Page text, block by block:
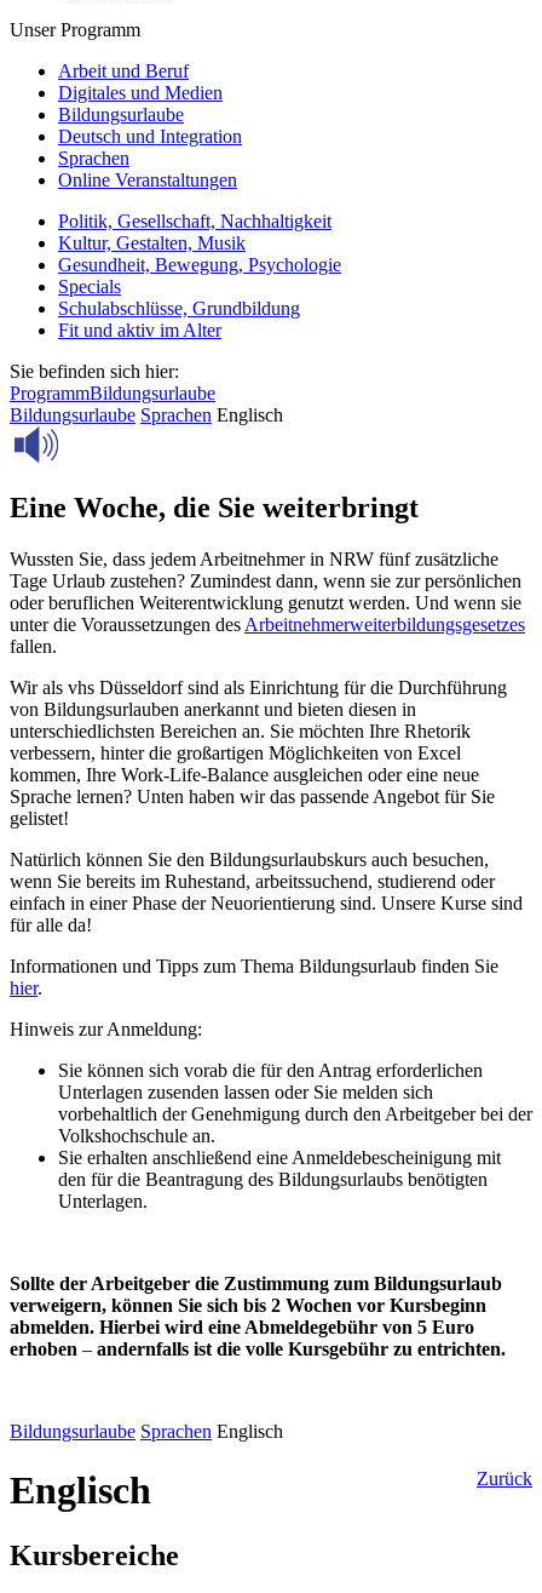
Unser Programm
Arbeit und Beruf
Digitales und Medien
Bildungsurlaube
Deutsch und Integration
Sprachen
Online Veranstaltungen
Politik, Gesellschaft, Nachhaltigkeit
Kultur, Gestalten, Musik
Gesundheit, Bewegung, Psychologie
Specials
Schulabschlüsse, Grundbildung
Fit und aktiv im Alter
Sie befinden sich hier:
ProgrammBildungsurlaube
Bildungsurlaube Sprachen Englisch
Eine Woche, die Sie weiterbringt
Wussten Sie, dass jedem Arbeitnehmer in NRW fünf zusätzliche
Tage Urlaub zustehen? Zumindest dann, wenn sie zur persönlichen
oder beruflichen Weiterentwicklung genutzt werden. Und wenn sie
unter die Voraussetzungen des Arbeitnehmerweiterbildungsgesetzes
fallen.
Wir als vhs Düsseldorf sind als Einrichtung für die Durchführung
von Bildungsurlauben anerkannt und bieten diesen in
unterschiedlichsten Bereichen an. Sie möchten Ihre Rhetorik
verbessern, hinter die großartigen Möglichkeiten von Excel
kommen, Ihre Work-Life-Balance ausgleichen oder eine neue
Sprache lernen? Unten haben wir das passende Angebot für Sie
gelistet!
Natürlich können Sie den Bildungsurlaubskurs auch besuchen,
wenn Sie bereits im Ruhestand, arbeitssuchend, studierend oder
einfach in einer Phase der Neuorientierung sind. Unsere Kurse sind
für alle da!
Informationen und Tipps zum Thema Bildungsurlaub finden Sie
hier.
Hinweis zur Anmeldung:
Sie können sich vorab die für den Antrag erforderlichen
Unterlagen zusenden lassen oder Sie melden sich
vorbehaltlich der Genehmigung durch den Arbeitgeber bei der
Volkshochschule an.
Sie erhalten anschließend eine Anmeldebescheinigung mit
den für die Beantragung des Bildungsurlaubs benötigten
Unterlagen.
Sollte der Arbeitgeber die Zustimmung zum Bildungsurlaub
verweigern, können Sie sich bis 2 Wochen vor Kursbeginn
abmelden. Hierbei wird eine Abmeldegebühr von 5 Euro
erhoben – andernfalls ist die volle Kursgebühr zu entrichten.
Bildungsurlaube Sprachen Englisch
Zurück
Englisch
Kursbereiche